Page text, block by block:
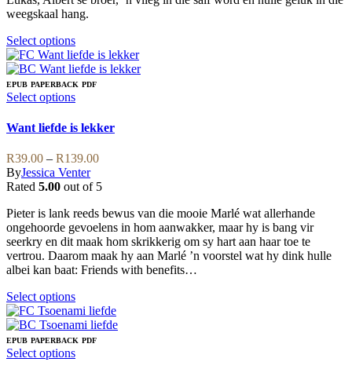
weegskaal hang.
Select optionsThis
product
has
multiple
variants.
options
be
chosen
on
the
product
page
EPUB PAPERBACK PDF
Select optionsThis
has
variants.
The
options
may
be
chosen
on
the
product
Want liefde is lekker
R39.00 – R139.00Price
R39.00
R139.00
ByJessica Venter
Rated 5.00 out of 5
Pieter is lank reeds bewus van die mooie Marlé wat allerhande
ongehoorde gevoelens in hom aanwakker, maar hy is bang vir
seerkry en dit maak hom skrikkerig om sy hart aan haar toe te
vertrou. Daarom maak hy aan Marlé ’n voorstel wat hy dink hulle
albei kan baat: Friends with benefits…
Select optionsThis
product
has
multiple
variants.
EPUB PAPERBACK PDF
Select optionsThis